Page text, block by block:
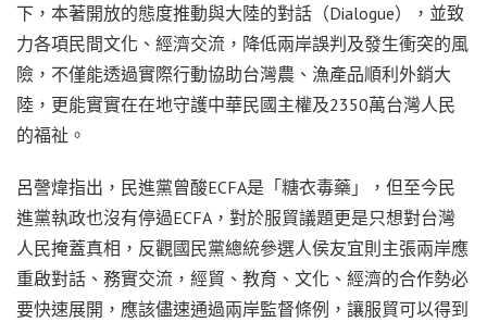
下，本著開放的態度推動與大陸的對話（Dialogue），並致
力各項民間文化、經濟交流，降低兩岸誤判及發生衝突的風
險，不僅能透過實際行動協助台灣農、漁產品順利外銷大
陸，更能實實在在地守護中華民國主權及2350萬台灣人民
的福祉。
呂謦煒指出，民進黨曾酸ECFA是「糖衣毒藥」，但至今民
進黨執政也沒有停過ECFA，對於服貿議題更是只想對台灣
人民掩蓋真相，反觀國民黨總統參選人侯友宜則主張兩岸應
重啟對話、務實交流，經貿、教育、文化、經濟的合作勢必
要快速展開，應該儘速通過兩岸監督條例，讓服貿可以得到